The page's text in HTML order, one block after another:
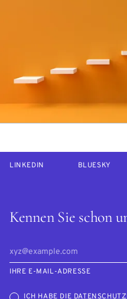
Kennen Sie schon
IHRE E-MAIL-ADRESSE
ICH HABE DIE
LINKEDIN BLUESKY